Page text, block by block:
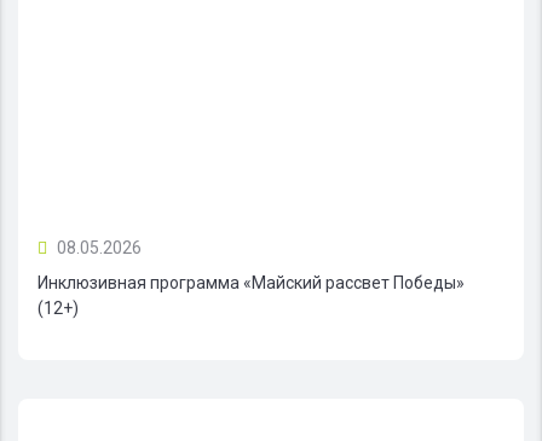
08.05.2026
Инклюзивная программа «Майский рассвет Победы»
(12+)